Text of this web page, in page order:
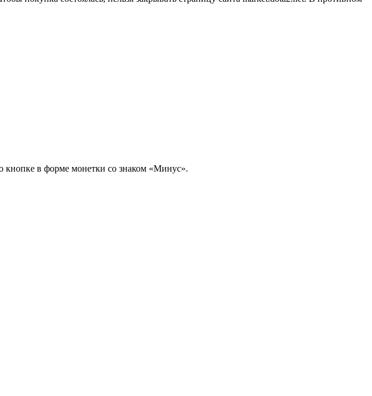
кнопке в форме монетки со знаком «Минус».